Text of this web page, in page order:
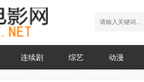
连续剧 综艺 动漫